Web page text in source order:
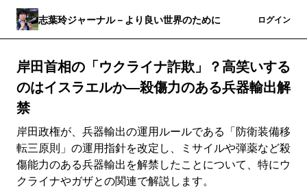
志葉玲ジャーナル－より良い世界のために ログイン
岸田首相の「ウクライナ詐欺」？高笑いする
のはイスラエルか―殺傷力のある兵器輸出解
禁
岸田政権が、兵器輸出の運用ルールである「防衛装備移
転三原則」の運用指針を改定し、ミサイルや弾薬など殺
傷能力のある兵器輸出を解禁したことについて、特にウ
クライナやガザとの関連で解説します。